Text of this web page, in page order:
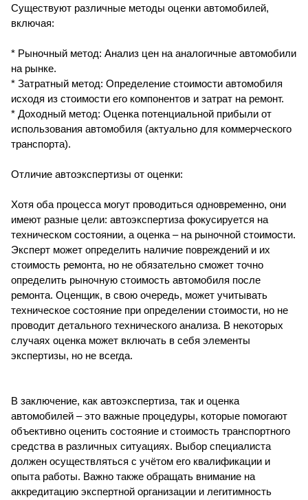
Существуют различные методы оценки автомобилей,
включая:
* Рыночный метод: Анализ цен на аналогичные автомобили
на рынке.
* Затратный метод: Определение стоимости автомобиля
исходя из стоимости его компонентов и затрат на ремонт.
* Доходный метод: Оценка потенциальной прибыли от
использования автомобиля (актуально для коммерческого
транспорта).
Отличие автоэкспертизы от оценки:
Хотя оба процесса могут проводиться одновременно, они
имеют разные цели: автоэкспертиза фокусируется на
техническом состоянии, а оценка – на рыночной стоимости.
Эксперт может определить наличие повреждений и их
стоимость ремонта, но не обязательно сможет точно
определить рыночную стоимость автомобиля после
ремонта. Оценщик, в свою очередь, может учитывать
техническое состояние при определении стоимости, но не
проводит детального технического анализа. В некоторых
случаях оценка может включать в себя элементы
экспертизы, но не всегда.
В заключение, как автоэкспертиза, так и оценка
автомобилей – это важные процедуры, которые помогают
объективно оценить состояние и стоимость транспортного
средства в различных ситуациях. Выбор специалиста
должен осуществляться с учётом его квалификации и
опыта работы. Важно также обращать внимание на
аккредитацию экспертной организации и легитимность